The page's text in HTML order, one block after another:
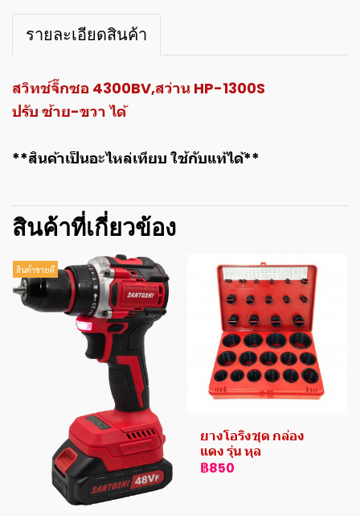
รายละเอียดสินค้า
สวิทช์จิ๊กซอ 4300BV,สว่าน HP-1300S
ปรับ ซ้าย-ขวา ได้
**สินค้าเป็นอะไหล่เทียบ ใช้กับแท้ได้**
สินค้าที่เกี่ยวข้อง
สินค้าขายดี
ยางโอริงชุด กล่อง
แดง รุ่น หุล
฿850